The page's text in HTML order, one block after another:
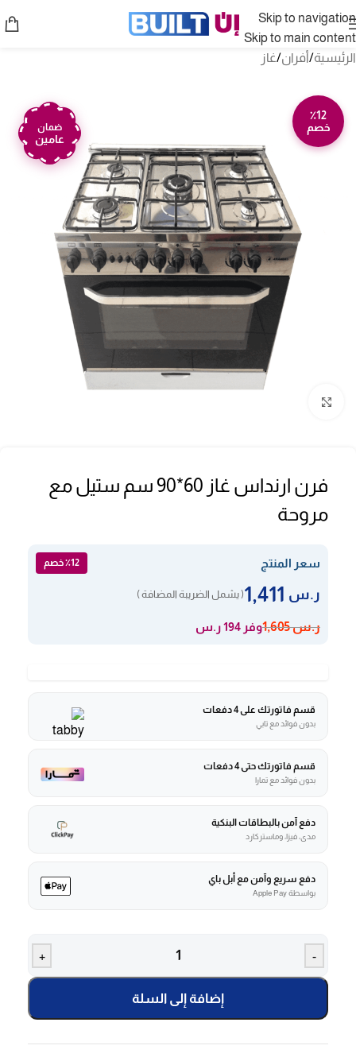
Skip to navigation
Skip to main content
الرئيسية/أفران/غاز
٪12
خصم
ضمان
عامين
فرن ارنداس غاز 60*90 سم ستيل مع
مروحة
سعر المنتج ٪12 خصم
ر.س ( يشمل الضريبة المضافة )
ر.س1,605 وفر 194 ر.س
قسم فاتورتك على 4 دفعات
بدون فوائد مع تابي
قسم فاتورتك حتى 4 دفعات
بدون فوائد مع تمارا
دفع آمن بالبطاقات البنكية
مدى، فيزا، وماستركارد
دفع سريع وآمن مع أبل باي
بواسطة Apple Pay
-
+
إضافة إلى السلة